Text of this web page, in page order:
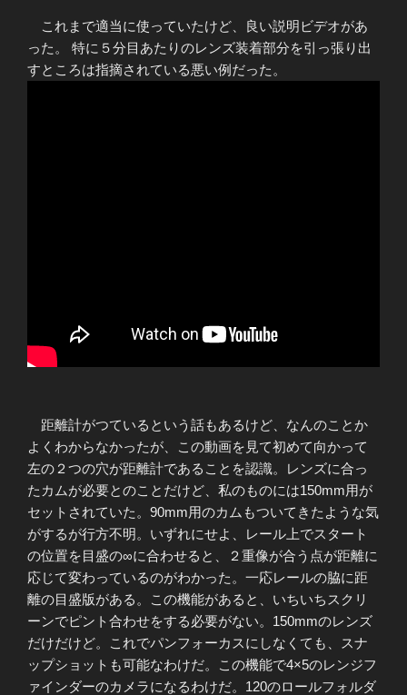
これまで適当に使っていたけど、良い説明ビデオがあ
った。 特に５分目あたりのレンズ装着部分を引っ張り出
すところは指摘されている悪い例だった。
距離計がつているという話もあるけど、なんのことか
よくわからなかったが、この動画を見て初めて向かって
左の２つの穴が距離計であることを認識。レンズに合っ
たカムが必要とのことだけど、私のものには150mm用が
セットされていた。90mm用のカムもついてきたような気
がするが行方不明。いずれにせよ、レール上でスタート
の位置を目盛の∞に合わせると、２重像が合う点が距離に
応じて変わっているのがわかった。一応レールの脇に距
離の目盛版がある。この機能があると、いちいちスクリ
ーンでピント合わせをする必要がない。150mmのレンズ
だけだけど。これでパンフォーカスにしなくても、スナ
ップショットも可能なわけだ。この機能で4×5のレンジフ
ァインダーのカメラになるわけだ。120のロールフォルダ